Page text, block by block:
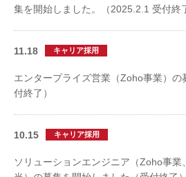
集を開始しました。（2025.2.1 受付終
11.18 キャリア採用
エンタープライズ営業（Zoho事業）の
付終了）
10.15 キャリア採用
ソリューションエンジニア（Zoho事業